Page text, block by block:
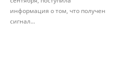
информация о том, что получен
сигнал...